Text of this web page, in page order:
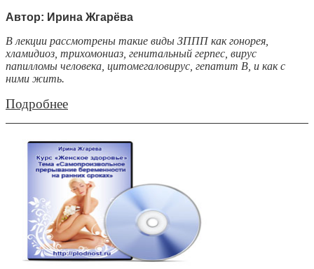
Автор: Ирина Жгарёва
В лекции рассмотрены такие виды ЗППП как гонорея,
хламидиоз, трихомониаз, генитальный герпес, вирус
папилломы человека, цитомегаловирус, гепатит В, и как с
ними жить.
Подробнее